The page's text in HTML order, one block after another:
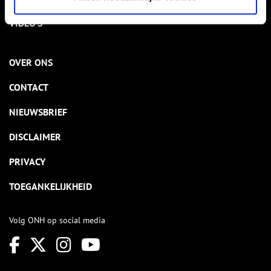
VIDEO’S
OVER ONS
CONTACT
NIEUWSBRIEF
DISCLAIMER
PRIVACY
TOEGANKELIJKHEID
Volg ONH op social media